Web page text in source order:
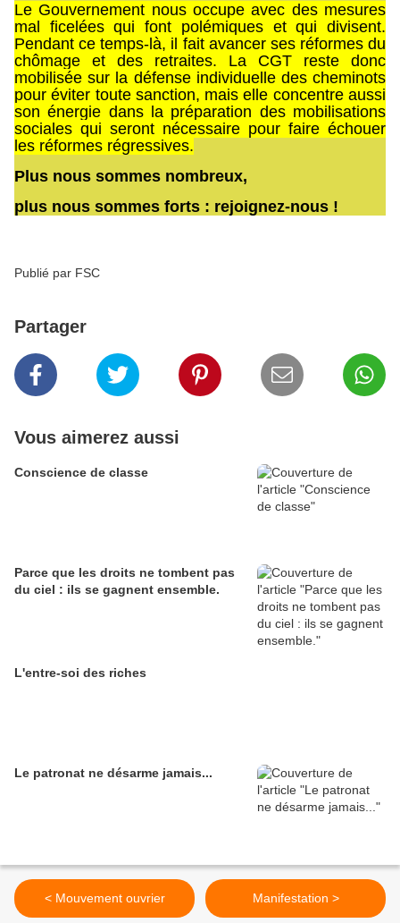
Le Gouvernement nous occupe avec des mesures
mal ficelées qui font polémiques et qui divisent.
Pendant ce temps-là, il fait avancer ses réformes du
chômage et des retraites. La CGT reste donc
mobilisée sur la défense individuelle des cheminots
pour éviter toute sanction, mais elle concentre aussi
son énergie dans la préparation des mobilisations
sociales qui seront nécessaire pour faire échouer
les réformes régressives.
Plus nous sommes nombreux,
plus nous sommes forts : rejoignez-nous !
Publié par FSC
Partager
Vous aimerez aussi
Conscience de classe
Parce que les droits ne tombent pas
du ciel : ils se gagnent ensemble.
L'entre-soi des riches
Le patronat ne désarme jamais...
< Mouvement ouvrier Manifestation >